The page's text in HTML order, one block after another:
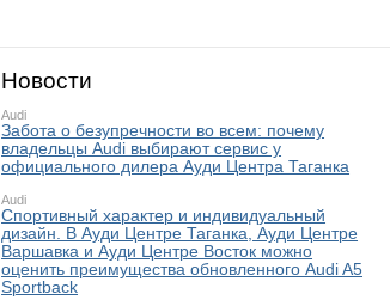
Новости
Audi
Забота о безупречности во всем: почему
владельцы Audi выбирают сервис у
официального дилера Ауди Центра Таганка
Audi
Спортивный характер и индивидуальный
дизайн. В Ауди Центре Таганка, Ауди Центре
Варшавка и Ауди Центре Восток можно
оценить преимущества обновленного Audi A5
Sportback